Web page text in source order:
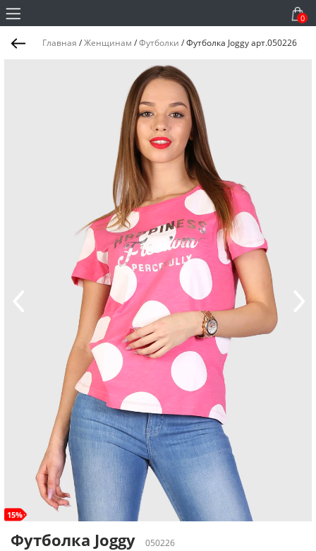
0
Главная /Женщинам /Футболки /Футболка Joggy арт.050226
15%
Футболка Joggy
050226